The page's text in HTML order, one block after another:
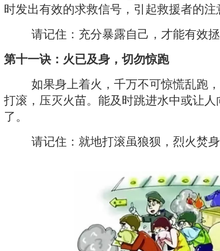
时发出有效的求救信号，引起救援者的注
请记住：充分暴露自己，才能有效拯
第十一诀：火已及身，切勿惊跑
如果身上着火，千万不可惊慌乱跑，
打滚，压灭火苗。能及时跳进水中或让
了。
请记住：就地打滚虽狼狈，烈火焚身